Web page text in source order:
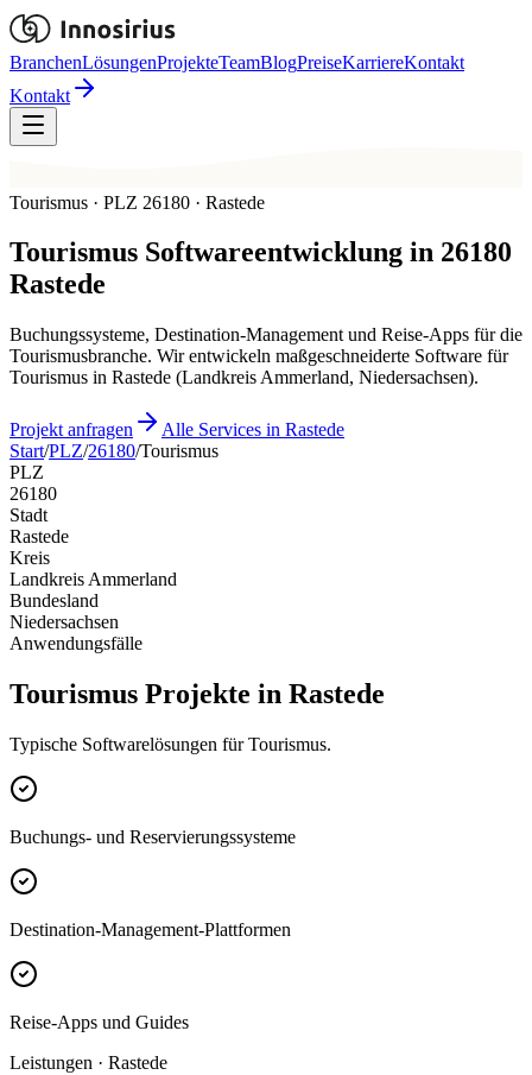
BranchenLösungenProjekteTeamBlogPreiseKarriereKontakt
Kontakt
Tourismus · PLZ 26180 · Rastede
Tourismus Softwareentwicklung in 26180
Rastede
Buchungssysteme, Destination-Management und Reise-Apps für die
Tourismusbranche. Wir entwickeln maßgeschneiderte Software für
Tourismus in Rastede (Landkreis Ammerland, Niedersachsen).
Projekt anfragen
Alle Services in Rastede
Start/PLZ/26180/Tourismus
PLZ
26180
Stadt
Rastede
Kreis
Landkreis Ammerland
Bundesland
Niedersachsen
Anwendungsfälle
Tourismus Projekte in Rastede
Typische Softwarelösungen für Tourismus.
Buchungs- und Reservierungssysteme
Destination-Management-Plattformen
Reise-Apps und Guides
Leistungen · Rastede